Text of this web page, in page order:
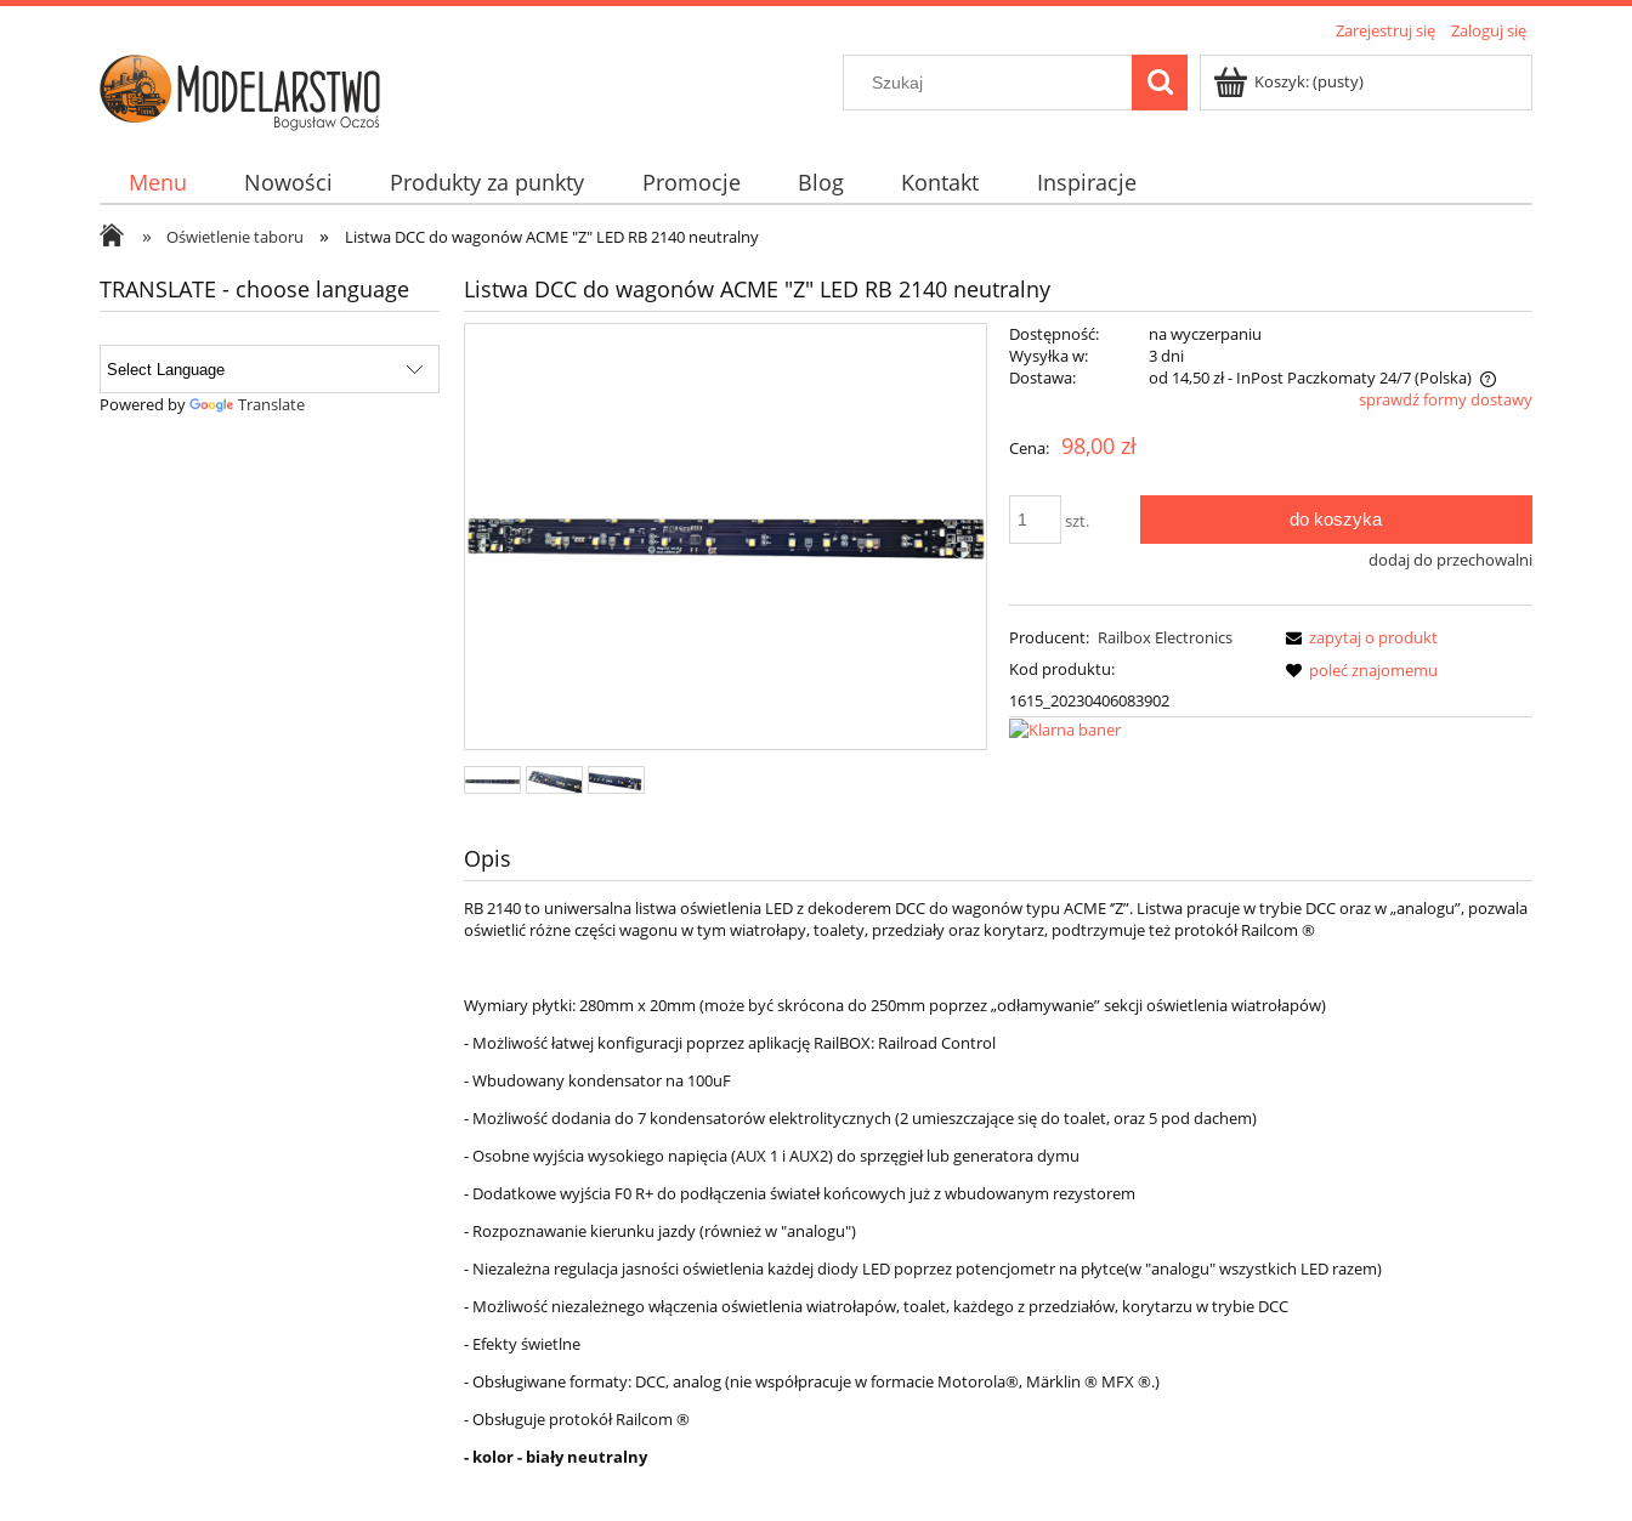
Zarejestruj się Zaloguj się
Koszyk:(pusty)
Menu Nowości Produkty za punkty Promocje Blog Kontakt
Inspiracje
Jak kupować? How to buy? Wie man kuppelt?
» Oświetlenie taboru » Listwa DCC do wagonów ACME "Z" LED RB 2140 neutralny
TRANSLATE - choose language
Powered by Translate
Listwa DCC do wagonów ACME "Z" LED RB 2140 neutralny
Dostępność:
na wyczerpaniu
Wysyłka w:
3 dni
Dostawa:
od 14,50 zł- InPost Paczkomaty 24/7(Polska)
sprawdź formy dostawy
Cena: 98,00 zł
szt. do koszyka
dodaj do przechowalni
Producent: Railbox Electronics
Kod produktu:
1615_20230406083902
zapytaj o produkt
poleć znajomemu
Opis
RB 2140 to uniwersalna listwa oświetlenia LED z dekoderem DCC do wagonów typu ACME ‘’Z”. Listwa pracuje w trybie DCC oraz w „analogu”, pozwala
oświetlić różne części wagonu w tym wiatrołapy, toalety, przedziały oraz korytarz, podtrzymuje też protokół Railcom ®
Wymiary płytki: 280mm x 20mm (może być skrócona do 250mm poprzez „odłamywanie” sekcji oświetlenia wiatrołapów)
- Możliwość łatwej konfiguracji poprzez aplikację RailBOX: Railroad Control
- Wbudowany kondensator na 100uF
- Możliwość dodania do 7 kondensatorów elektrolitycznych (2 umieszczające się do toalet, oraz 5 pod dachem)
- Osobne wyjścia wysokiego napięcia (AUX 1 i AUX2) do sprzęgieł lub generatora dymu
- Dodatkowe wyjścia F0 R+ do podłączenia świateł końcowych już z wbudowanym rezystorem
- Rozpoznawanie kierunku jazdy (również w "analogu")
- Niezależna regulacja jasności oświetlenia każdej diody LED poprzez potencjometr na płytce(w "analogu" wszystkich LED razem)
- Możliwość niezależnego włączenia oświetlenia wiatrołapów, toalet, każdego z przedziałów, korytarzu w trybie DCC
- Efekty świetlne
- Obsługiwane formaty: DCC, analog (nie współpracuje w formacie Motorola®, Märklin ® MFX ®.)
- Obsługuje protokół Railcom ®
- kolor - biały neutralny